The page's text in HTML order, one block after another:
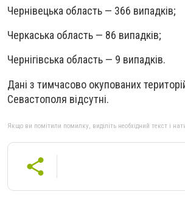
Чернівецька область — 366 випадків;
Черкаська область — 86 випадків;
Чернігівська область — 9 випадків.
Дані з тимчасово окупованих
Севастополя відсутні.
Якщо ви помітили помилку, виділіть необхідний текст і